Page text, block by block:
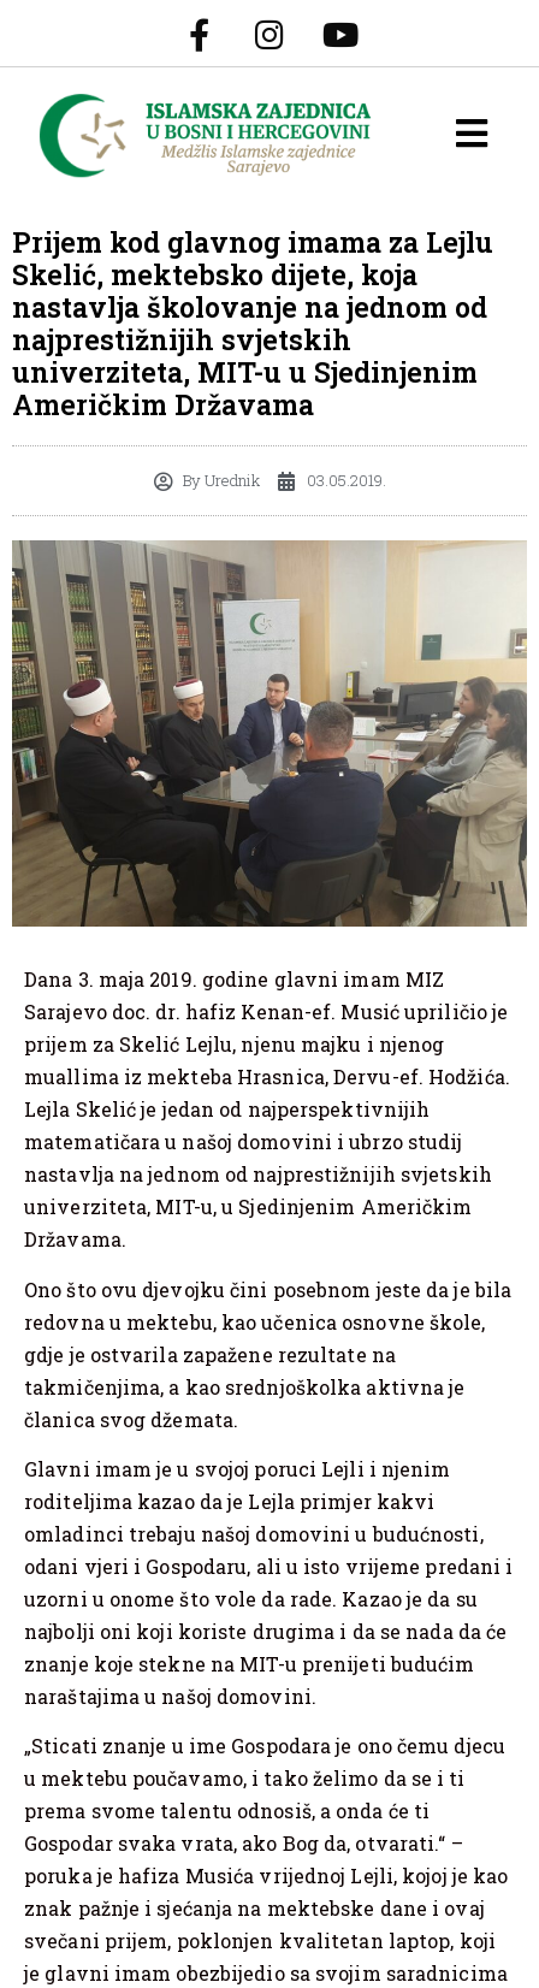
Prijem kod glavnog imama za Lejlu
Skelić, mektebsko dijete, koja
nastavlja školovanje na jednom od
najprestižnijih svjetskih
univerziteta, MIT-u u Sjedinjenim
Američkim Državama
ByUrednik 03.05.2019.
Dana 3. maja 2019. godine glavni imam MIZ
Sarajevo doc. dr. hafiz Kenan-ef. Musić upriličio je
prijem za Skelić Lejlu, njenu majku i njenog
muallima iz mekteba Hrasnica, Dervu-ef. Hodžića.
Lejla Skelić je jedan od najperspektivnijih
matematičara u našoj domovini i ubrzo studij
nastavlja na jednom od najprestižnijih svjetskih
univerziteta, MIT-u, u Sjedinjenim Američkim
Državama.
Ono što ovu djevojku čini posebnom jeste da je bila
redovna u mektebu, kao učenica osnovne škole,
gdje je ostvarila zapažene rezultate na
takmičenjima, a kao srednjoškolka aktivna je
članica svog džemata.
Glavni imam je u svojoj poruci Lejli i njenim
roditeljima kazao da je Lejla primjer kakvi
omladinci trebaju našoj domovini u budućnosti,
odani vjeri i Gospodaru, ali u isto vrijeme predani i
uzorni u onome što vole da rade. Kazao je da su
najbolji oni koji koriste drugima i da se nada da će
znanje koje stekne na MIT-u prenijeti budućim
naraštajima u našoj domovini.
„Sticati znanje u ime Gospodara je ono čemu djecu
u mektebu poučavamo, i tako želimo da se i ti
prema svome talentu odnosiš, a onda će ti
Gospodar svaka vrata, ako Bog da, otvarati.“ –
poruka je hafiza Musića vrijednoj Lejli, kojoj je kao
znak pažnje i sjećanja na mektebske dane i ovaj
svečani prijem, poklonjen kvalitetan laptop, koji
je glavni imam obezbijedio sa svojim saradnicima